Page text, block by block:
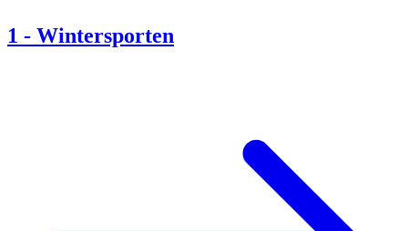
1 - Wintersporten